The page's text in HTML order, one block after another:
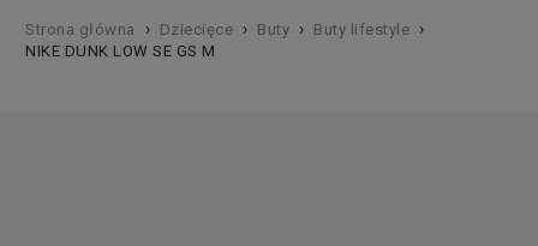
Strona główna › Dziecięce › Buty › Buty lifestyle ›
NIKE DUNK LOW SE GS M